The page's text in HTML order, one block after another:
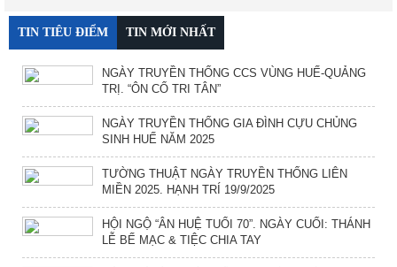
TIN TIÊU ĐIỂM TIN MỚI NHẤT
NGÀY TRUYỀN THỐNG CCS VÙNG HUẾ-QUẢNG
TRỊ. “ÔN CỐ TRI TÂN”
NGÀY TRUYỀN THỐNG GIA ĐÌNH CỰU CHỦNG
SINH HUẾ NĂM 2025
TƯỜNG THUẬT NGÀY TRUYỀN THỐNG LIÊN
MIỀN 2025. HẠNH TRÍ 19/9/2025
HỘI NGỘ “ÂN HUỆ TUỔI 70”. NGÀY CUỐI: THÁNH
LỄ BẾ MẠC & TIỆC CHIA TAY